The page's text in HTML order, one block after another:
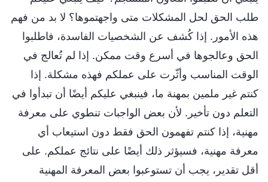
طلب الحق لحل المشكلات متى واجهتموها؟ لا بد من فهم
هذه الأمور. إذا كُشف عن الشخصيات الفاسدة، فاطلبوا
الحق وعالجوها في أسرع وقت ممكن. إذا لم تُعالج في
الوقت المناسب وأثّرت على عملكم فهذه مشكلة. إذا
كنتم غير ملمين بمهنة ما، فينبغي عليكم أيضًا أن تبدأوا في
التعلم دون تأخير. لأن بعض الواجبات تنطوي على معرفة
مهنية، إذا كنتم تفهمون الحق فقط دون استيعاب أي
معرفة مهنية، فسيؤثر ذلك أيضًا على نتائج عملكم. على
أقل تقدير، يجب أن تستوعبوا بعض المعرفة المهنية